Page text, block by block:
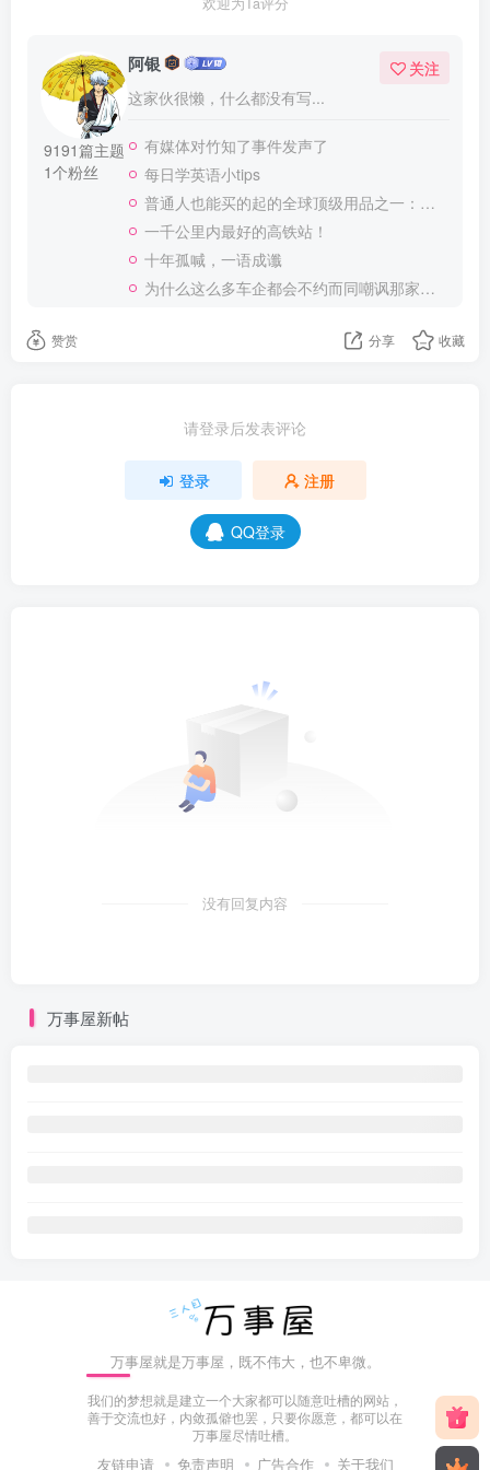
9191篇主题
1个粉丝
阿银
这家伙很懒，什么都没有写...
关注
有媒体对竹知了事件发声了
每日学英语小tips
普通人也能买的起的全球顶级用品之一：WD-40润滑除锈剂！
一千公里内最好的高铁站！
十年孤喊，一语成谶
为什么这么多车企都会不约而同嘲讽那家说不得的车企？
赞赏 分享 收藏
请登录后发表评论
登录 注册
QQ登录
没有回复内容
万事屋新帖
万事屋就是万事屋，既不伟大，也不卑微。
我们的梦想就是建立一个大家都可以随意吐槽的网站，
善于交流也好，内敛孤僻也罢，只要你愿意，都可以在
万事屋尽情吐槽。
友链申请 免责声明 广告合作 关于我们